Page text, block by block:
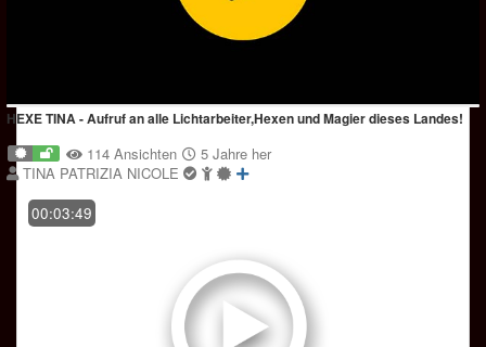
HEXE TINA - Aufruf an alle Lichtarbeiter,Hexen und Magier dieses Landes!
114 Ansichten
5 Jahre her
TINA PATRIZIA NICOLE
00:03:49